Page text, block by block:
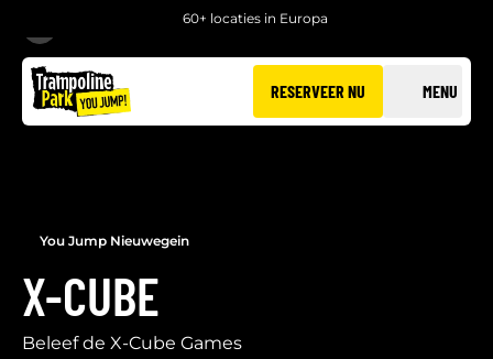
60+ locaties in Europa
RESERVEER NU MENU
You Jump Nieuwegein
X-CUBE
Beleef de X-Cube Games